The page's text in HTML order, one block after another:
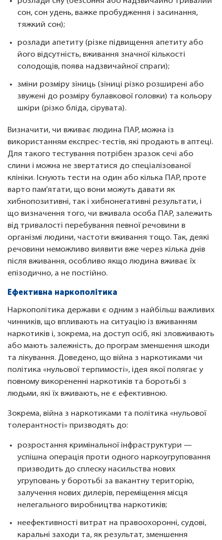
сон, сон удень, важке пробудження і засинання,
тяжкий сон);
розлади апетиту (різке підвищення апетиту або
його відсутність, вживання значної кількості
солодощів, поява надзвичайної спраги);
зміни розміру зіниць (зіниці різко розширені або
звужені до розміру булавкової головки) та кольору
шкіри (різко бліда, сірувата).
Визначити, чи вживає людина ПАР, можна із
використанням експрес-тестів, які продають в аптеці.
Для такого тестування потрібен зразок сечі або
слини і можна не звертатися до спеціалізованої
клініки. Існують тести на один або кілька ПАР, проте
варто пам’ятати, що вони можуть давати як
хибнопозитивні, так і хибнонегативні результати, і
що визначення того, чи вживала особа ПАР, залежить
від тривалості перебування певної речовини в
організмі людини, частоти вживання тощо. Так, деякі
речовини неможливо виявити вже через кілька днів
після вживання, особливо якщо людина вживає їх
епізодично, а не постійно.
Ефективна наркополітика
Наркополітика держави є одним з найбільш важливих
чинників, що впливають на ситуацію із вживанням
наркотиків і, зокрема, на доступ осіб, які зловживають
або мають залежність, до програм зменшення шкоди
та лікування. Доведено, що війна з наркотиками чи
політика «нульової терпимості», ідея якої полягає у
повному викорененні наркотиків та боротьбі з
людьми, які їх вживають, не є ефективною.
Зокрема, війна з наркотиками та політика «нульової
толерантності» призводять до:
розростання кримінальної інфраструктури —
успішна операція проти одного наркоугруповання
призводить до сплеску насильства нових
угруповань у боротьбі за вакантну територію,
залучення нових дилерів, переміщення місця
нелегального виробництва наркотиків;
неефективності витрат на правоохоронні, судові,
каральні заходи та, як результат, зменшення